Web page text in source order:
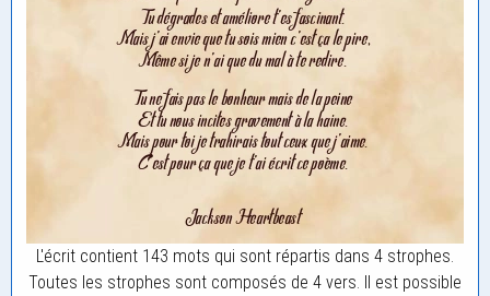
L'écrit contient 143 mots qui sont répartis dans 4 strophes.
Toutes les strophes sont composés de 4 vers. Il est possible